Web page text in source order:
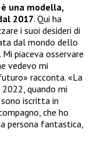
una modella,
2017. Qui ha
i suoi desideri di
dal mondo dello
piaceva osservare
vedevo mi
racconta. «La
quando mi
iscritta in
che ho
persona fantastica,